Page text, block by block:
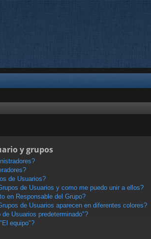
y grupos
de Usuarios?
de Usuarios y como me puedo unir a ellos?
en Responsable del Grupo?
de Usuarios aparecen en diferentes colores?
Usuarios predeterminado"?
equipo"?